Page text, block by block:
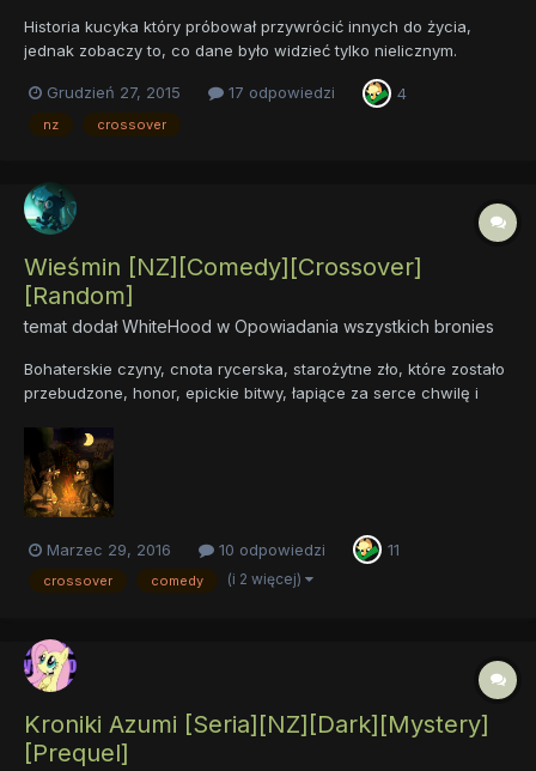
Historia kucyka który próbował przywrócić innych do życia,
jednak zobaczy to, co dane było widzieć tylko nielicznym.
Czemu nie przywraca się kucyków do życia? cz. 2 To pierwsza
część mojego pierwszego fa...
Grudzień 27, 2015 17 odpowiedzi 4
nz crossover
Wieśmin [NZ][Comedy][Crossover]
[Random]
temat dodałWhiteHood w Opowiadania wszystkich bronies
Bohaterskie czyny, cnota rycerska, starożytne zło, które zostało
przebudzone, honor, epickie bitwy, łapiące za serce chwilę i
zaznacie w tym, co chcę wam zaproponować. Bo, oto przed
wami, Wieśmin. Pasożyt społeczny, alkoholik, szeroko pojęta
men...
Marzec 29, 2016 10 odpowiedzi 11
crossover comedy (i 2 więcej)
Kroniki Azumi [Seria][NZ][Dark][Mystery]
[Prequel]